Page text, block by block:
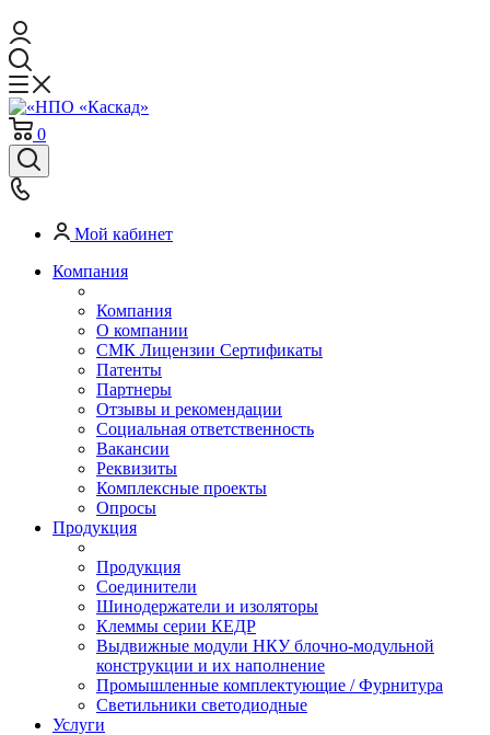
0
Мой кабинет
Компания
Компания
О компании
СМК Лицензии Сертификаты
Патенты
Партнеры
Отзывы и рекомендации
Социальная ответственность
Вакансии
Реквизиты
Комплексные проекты
Опросы
Продукция
Продукция
Соединители
Шинодержатели и изоляторы
Клеммы серии КЕДР
Выдвижные модули НКУ блочно-модульной
конструкции и их наполнение
Промышленные комплектующие / Фурнитура
Светильники светодиодные
Услуги